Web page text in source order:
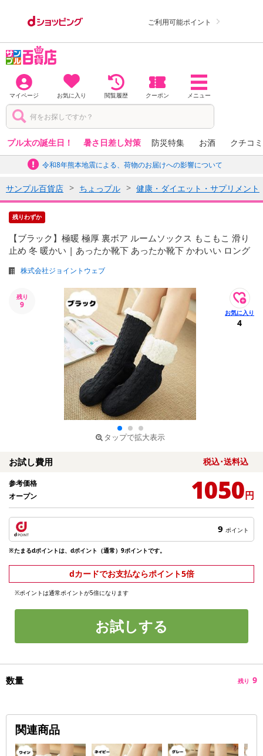
ご利用可能ポイント
マイページ お気に入り 閲覧履歴 クーポン メニュー
プル太の誕生日！ 暑さ日差し対策 防災特集 お酒 クチコ
令和8年熊本地震による、荷物のお届けへの影響について
サンプル百貨店 ちょっプル 健康・ダイエット・サプリメント
残りわずか
【ブラック】極暖 極厚 裏ボア ルームソックス もこもこ 滑り
止め 冬 暖かい | あったか靴下 あったか靴下 かわいい ロング
株式会社ジョイントウェブ
残り
9
タップで拡大表示
4
お試し費用 税込･送料込
参考価格
オープン
1050円
9 ポイント
※たまるdポイントは、dポイント（通常）9ポイントです。
dカードでお支払ならポイント5倍
※ポイントは通常ポイントが5倍になります
お試しする
数量 残り 9
関連商品